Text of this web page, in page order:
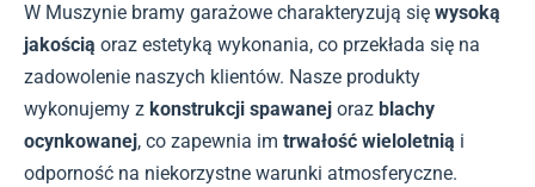
W Muszynie bramy garażowe charakteryzują się wysoką
jakością oraz estetyką wykonania, co przekłada się na
zadowolenie naszych klientów. Nasze produkty
wykonujemy z konstrukcji spawanej oraz blachy
ocynkowanej, co zapewnia im trwałość wieloletnią i
odporność na niekorzystne warunki atmosferyczne.